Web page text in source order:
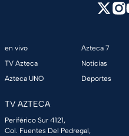
en vivo
TV Azteca
Azteca UNO
Azteca 7
Noticias
Deportes
TV AZTECA
Periférico Sur 4121,
Col. Fuentes Del Pedregal,